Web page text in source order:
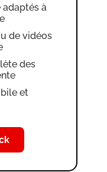
et
adaptés à
de vidéos
des
et